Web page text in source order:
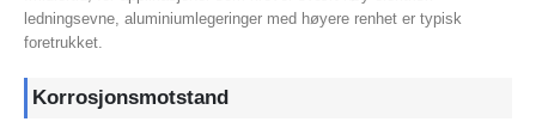
ledningsevne, aluminiumlegeringer med høyere renhet er typisk
foretrukket.
Korrosjonsmotstand